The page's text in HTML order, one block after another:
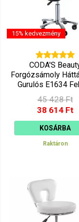
15% kedvezmény
CODA'S
Forgózsámoly
Gurulós E1634
45 428 Ft
38 614 Ft
KOSÁRBA
Raktáron